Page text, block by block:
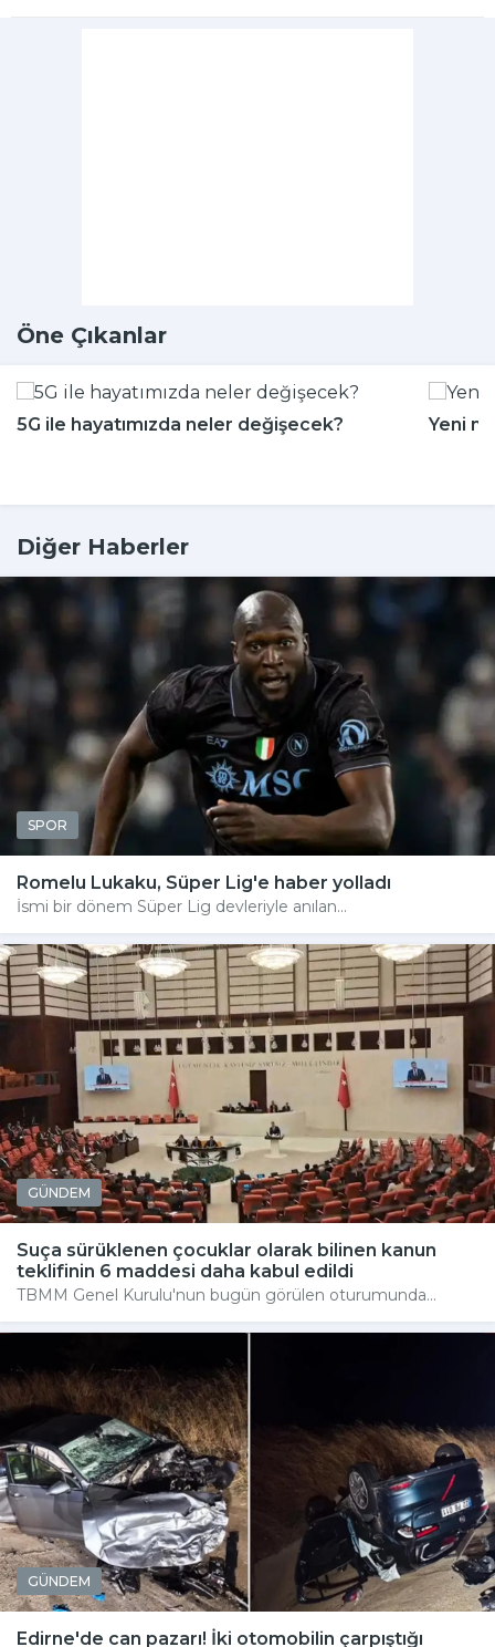
Öne Çıkanlar
5G ile hayatımızda neler değişecek? Yeni
Diğer Haberler
SPOR
Romelu Lukaku, Süper Lig'e haber yolladı
İsmi bir dönem Süper Lig devleriyle anılan...
GÜNDEM
Suça sürüklenen çocuklar olarak bilinen kanun
teklifinin 6 maddesi daha kabul edildi
TBMM Genel Kurulu'nun bugün görülen oturumunda...
GÜNDEM
Edirne'de can pazarı! İki otomobilin çarpıştığı